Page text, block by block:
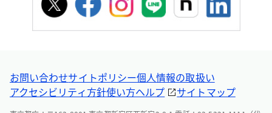
お問い合わせサイトポリシー個人情報の取扱い
アクセシビリティ方針使い方ヘルプ サイトマップ